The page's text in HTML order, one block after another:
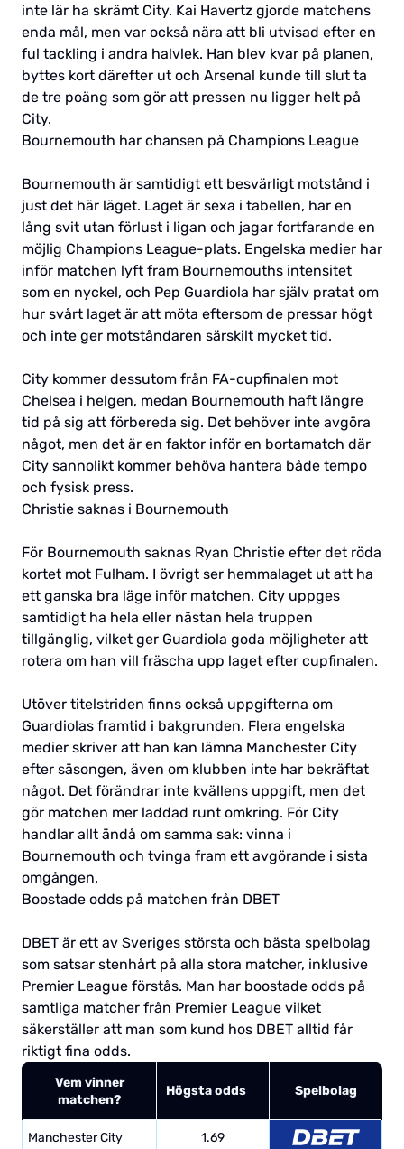
inte lär ha skrämt City. Kai Havertz gjorde matchens
enda mål, men var också nära att bli utvisad efter en
ful tackling i andra halvlek. Han blev kvar på planen,
byttes kort därefter ut och Arsenal kunde till slut ta
de tre poäng som gör att pressen nu ligger helt på
City.
Bournemouth har chansen på Champions League
Bournemouth är samtidigt ett besvärligt motstånd i
just det här läget. Laget är sexa i tabellen, har en
lång svit utan förlust i ligan och jagar fortfarande en
möjlig Champions League-plats. Engelska medier har
inför matchen lyft fram Bournemouths intensitet
som en nyckel, och Pep Guardiola har själv pratat om
hur svårt laget är att möta eftersom de pressar högt
och inte ger motståndaren särskilt mycket tid.
City kommer dessutom från FA-cupfinalen mot
Chelsea i helgen, medan Bournemouth haft längre
tid på sig att förbereda sig. Det behöver inte avgöra
något, men det är en faktor inför en bortamatch där
City sannolikt kommer behöva hantera både tempo
och fysisk press.
Christie saknas i Bournemouth
För Bournemouth saknas Ryan Christie efter det röda
kortet mot Fulham. I övrigt ser hemmalaget ut att ha
ett ganska bra läge inför matchen. City uppges
samtidigt ha hela eller nästan hela truppen
tillgänglig, vilket ger Guardiola goda möjligheter att
rotera om han vill fräscha upp laget efter cupfinalen.
Utöver titelstriden finns också uppgifterna om
Guardiolas framtid i bakgrunden. Flera engelska
medier skriver att han kan lämna Manchester City
efter säsongen, även om klubben inte har bekräftat
något. Det förändrar inte kvällens uppgift, men det
gör matchen mer laddad runt omkring. För City
handlar allt ändå om samma sak: vinna i
Bournemouth och tvinga fram ett avgörande i sista
omgången.
Boostade odds på matchen från DBET
DBET är ett av Sveriges största och bästa spelbolag
som satsar stenhårt på alla stora matcher, inklusive
Premier League förstås. Man har boostade odds på
samtliga matcher från Premier League vilket
säkerställer att man som kund hos DBET alltid får
riktigt fina odds.
Vem vinner
matchen?
Högsta odds Spelbolag
Manchester City 1.69